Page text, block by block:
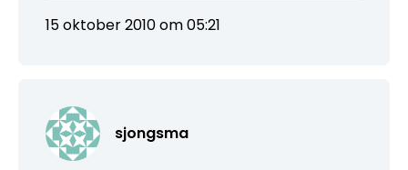
15 oktober 2010 om 05:21
sjongsma